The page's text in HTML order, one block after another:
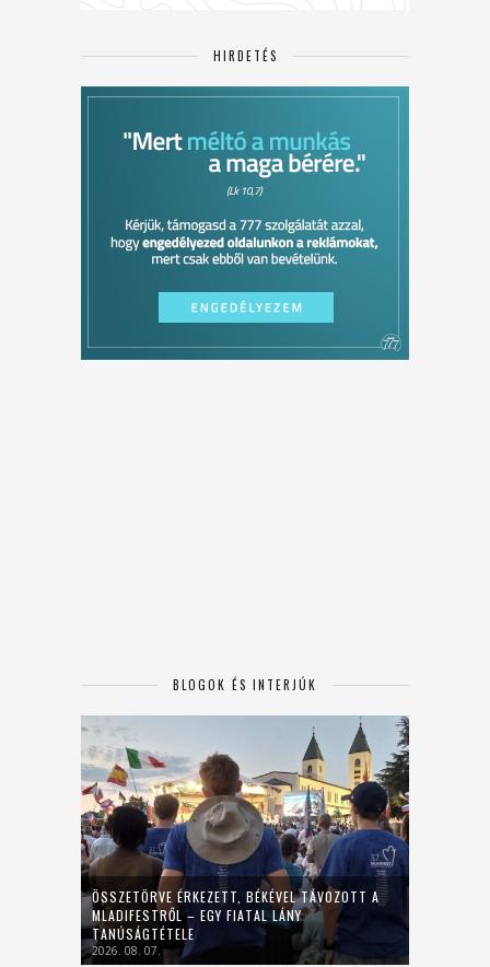
HIRDETÉS
BLOGOK ÉS INTERJÚK
ÖSSZETÖRVE ÉRKEZETT, BÉKÉVEL TÁVOZOTT A
MLADIFESTRŐL – EGY FIATAL LÁNY
TANÚSÁGTÉTELE
2026. 08. 07.